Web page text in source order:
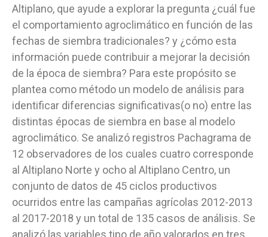
Altiplano, que ayude a explorar la pregunta ¿cuál fue
el comportamiento agroclimático en función de las
fechas de siembra tradicionales? y ¿cómo esta
información puede contribuir a mejorar la decisión
de la época de siembra? Para este propósito se
plantea como método un modelo de análisis para
identificar diferencias significativas(o no) entre las
distintas épocas de siembra en base al modelo
agroclimático. Se analizó registros Pachagrama de
12 observadores de los cuales cuatro corresponde
al Altiplano Norte y ocho al Altiplano Centro, un
conjunto de datos de 45 ciclos productivos
ocurridos entre las campañas agrícolas 2012-2013
al 2017-2018 y un total de 135 casos de análisis. Se